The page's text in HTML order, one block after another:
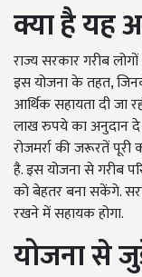
क्या है यह
राज्य सरकार गरीब
इस योजना के तहत,
आर्थिक सहायता दी जा
लाख रुपये का अनुदान दे
रोजमर्रा की जरूरतें
है. इस योजना से गरीब
को बेहतर बना सकेंगे.
रखने में सहायक होगा.
योजना से